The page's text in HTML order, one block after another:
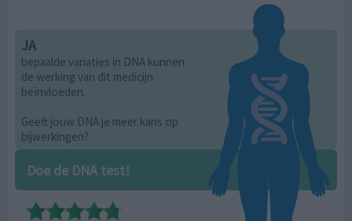
JA
bepaalde variaties in DNA kunnen
de werking van dit medicijn
beïnvloeden.
Geeft jouw DNA je meer kans op
bijwerkingen?
Doe de DNA test!